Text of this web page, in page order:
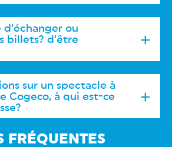
citoyens, du mardi au
à 17 h.
– 100
(cherche un conteneur
ou
billets? d’être
sur un spectacle à
Cogeco, à qui est-ce
FRÉQUENTES